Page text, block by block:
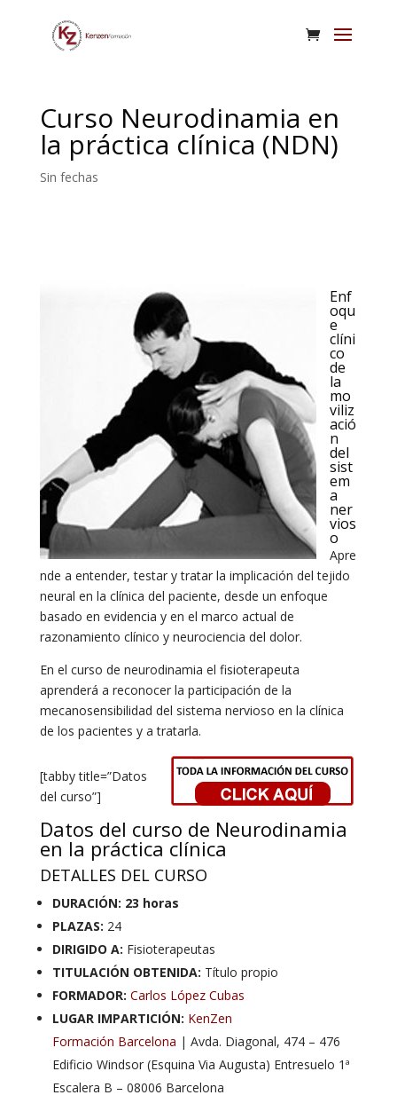
Curso Neurodinamia en
la práctica clínica (NDN)
Sin fechas
Enf
oqu
e
clíni
co
de
la
mo
viliz
ació
n
del
sist
em
a
ner
vios
o
Apre
nde a entender, testar y tratar la implicación del tejido
neural en la clínica del paciente, desde un enfoque
basado en evidencia y en el marco actual de
razonamiento clínico y neurociencia del dolor.
En el curso de neurodinamia el fisioterapeuta
aprenderá a reconocer la participación de la
mecanosensibilidad del sistema nervioso en la clínica
de los pacientes y a tratarla.
[tabby title=”Datos
del curso”]
Datos del curso de Neurodinamia
en la práctica clínica
DETALLES DEL CURSO
DURACIÓN: 23 horas
PLAZAS: 24
DIRIGIDO A: Fisioterapeutas
TITULACIÓN OBTENIDA: Título propio
FORMADOR: Carlos López Cubas
LUGAR IMPARTICIÓN: KenZen
Formación Barcelona | Avda. Diagonal, 474 – 476
Edificio Windsor (Esquina Via Augusta) Entresuelo 1ª
Escalera B – 08006 Barcelona